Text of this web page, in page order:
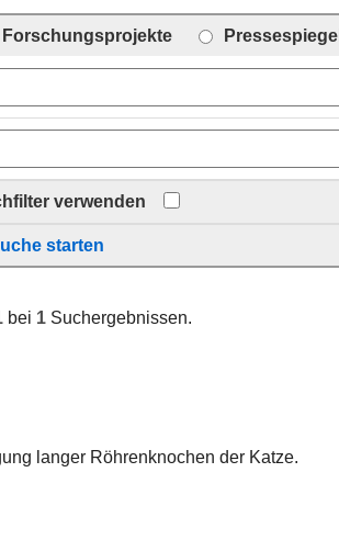
Forschungsprojekte Pressespiegel
verwenden
starten
bei 1Suchergebnissen.
langer Röhrenknochen der Katze.